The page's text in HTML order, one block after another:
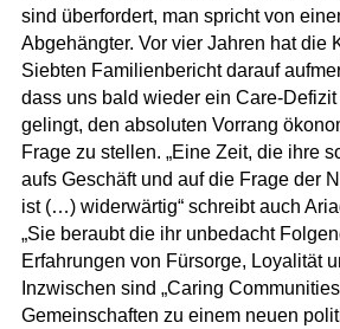
sind überfordert, man spricht von
Abgehängter. Vor vier Jahren hat die
Siebten Familienbericht darauf
dass uns bald wieder ein Care-
gelingt, den absoluten Vorrang
Frage zu stellen. „Eine Zeit, die ihre
aufs Geschäft und auf die Frage der
ist (…) widerwärtig“ schreibt auch
„Sie beraubt die ihr unbedacht
Erfahrungen von Fürsorge, Loyalität
Inzwischen sind „Caring
Gemeinschaften zu einem neuen